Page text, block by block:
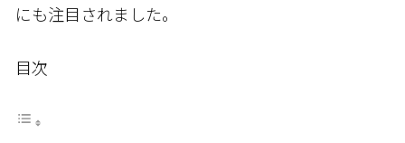
にも注目されました。
目次